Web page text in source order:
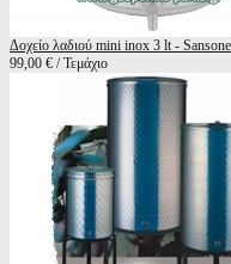
Δοχείο λαδιού mini inox 3 lt -
99,00 € / Τεμάχιο